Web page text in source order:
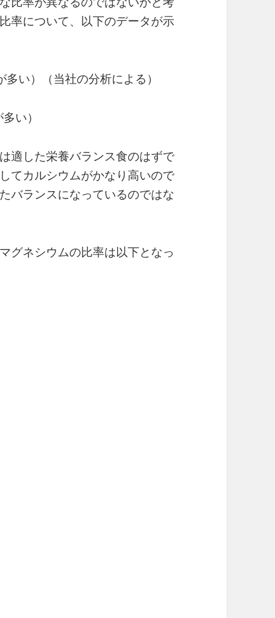
率について、以下のデータが示
い）（当社の分析による）
い）
適した栄養バランス食のはずで
てカルシウムがかなり高いので
バランスになっているのではな
グネシウムの比率は以下となっ